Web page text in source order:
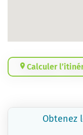
Calculer
Obtenez